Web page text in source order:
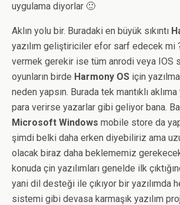
uygulama diyorlar 🙂
Aklın yolu bir. Buradaki en büyük sıkıntı
yazılım geliştiriciler efor sarf edecek mi
vermek gerekir ise tüm anrodi veya IOS
oyunların birde Harmony OS için
neden yapsın. Burada tek mantıklı aklıma
para verirse yazarlar gibi geliyor bana.
Microsoft Windows mobile store da
şimdi belki daha erken diyebiliriz ama
olacak biraz daha beklememiz
konuda çin yazılımları genelde ilk
yani dil desteği ile çıkıyor bir yazılımda
sistemi gibi devasa karmaşık yazılım